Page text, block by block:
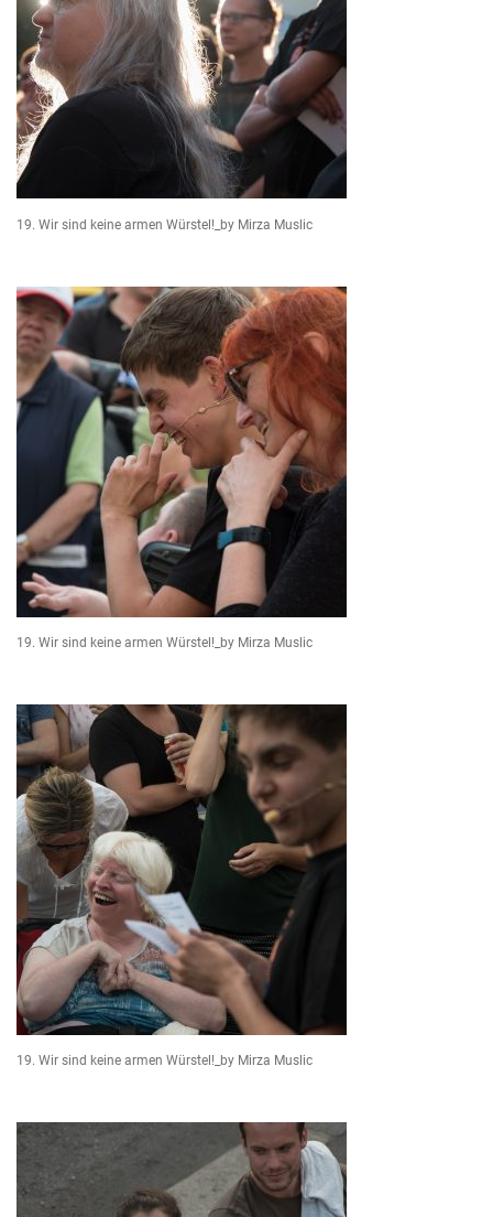
19. Wir sind keine armen Würstel!_by Mirza Muslic
19. Wir sind keine armen Würstel!_by Mirza Muslic
19. Wir sind keine armen Würstel!_by Mirza Muslic